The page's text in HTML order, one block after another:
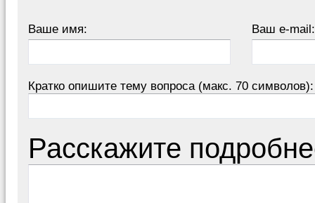
Ваше имя: Ваш e-mail:
Кратко опишите тему вопроса (макс. 70 символов):
Расскажите